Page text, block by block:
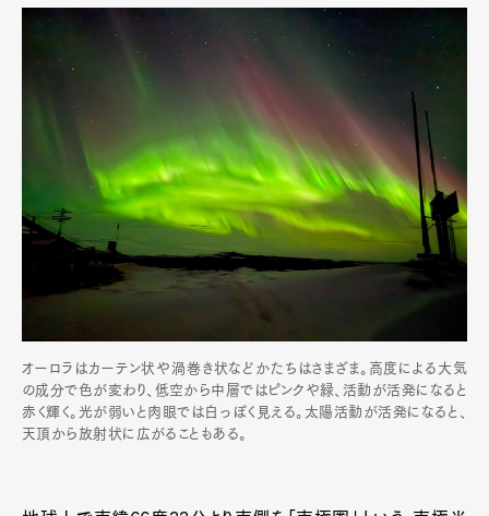
オーロラはカーテン状や渦巻き状などかたちはさまざま。高度による大気
の成分で色が変わり、低空から中層ではピンクや緑、活動が活発になると
赤く輝く。光が弱いと肉眼では白っぽく見える。太陽活動が活発になると、
天頂から放射状に広がることもある。